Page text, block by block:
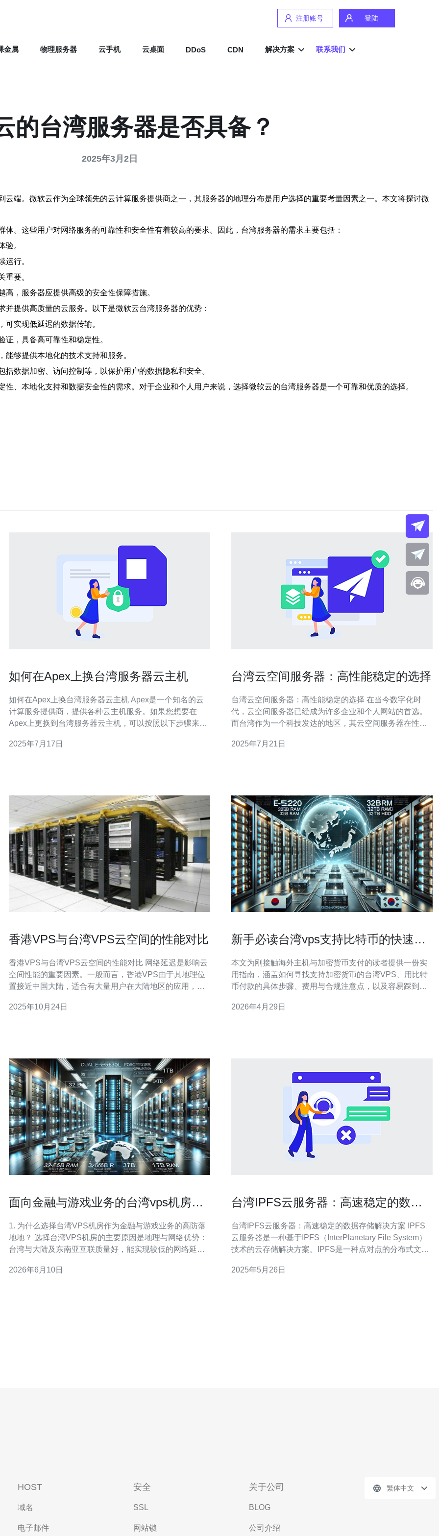
注册账号 登陆
金属 物理服务器 云手机 云桌面 DDoS CDN 解决方案 联系我们
的台湾服务器是否具备？
2025年3月2日
端。微软云作为全球领先的云计算服务提供商之一，其服务器的地理分布是用户选择的重要考量因素之一。本文将探讨微
。这些用户对网络服务的可靠性和安全性有着较高的要求。因此，台湾服务器的需求主要包括：
验。
运行。
重要。
，服务器应提供高级的安全性保障措施。
提供高质量的云服务。以下是微软云台湾服务器的优势：
实现低延迟的数据传输。
，具备高可靠性和稳定性。
够提供本地化的技术支持和服务。
数据加密、访问控制等，以保护用户的数据隐私和安全。
、本地化支持和数据安全性的需求。对于企业和个人用户来说，选择微软云的台湾服务器是一个可靠和优质的选择。
如何在Apex上换台湾服务器云主机
如何在Apex上换台湾服务器云主机 Apex是一个知名的云
计算服务提供商，提供各种云主机服务。如果您想要在
Apex上更换到台湾服务器云主机，可以按照以下步骤来操
您的账号和密码登录。 在Apex的控制面板中，选择“创建
2025年7月17日
台湾云空间服务器：高性能稳定的选择
台湾云空间服务器：高性能稳定的选择 在当今数字化时
代，云空间服务器已经成为许多企业和个人网站的首选。
而台湾作为一个科技发达的地区，其云空间服务器在性能
件设备和网络基础设施，能够提供卓越的性能表现。无论
2025年7月21日
香港VPS与台湾VPS云空间的性能对比
香港VPS与台湾VPS云空间的性能对比 网络延迟是影响云
空间性能的重要因素。一般而言，香港VPS由于其地理位
置接近中国大陆，适合有大量用户在大陆地区的应用，网
迟则会稍高一些，大约在30-50毫秒之间，尤其是对于大陆
2025年10月24日
新手必读台湾vps支持比特币的快速上
本文为刚接触海外主机与加密货币支付的读者提供一份实
用指南，涵盖如何寻找支持加密货币的台湾VPS、用比特
币付款的具体步骤、费用与合规注意点，以及容易踩到的
并避免常见失误。 哪里可以找到支持比特币付款的台湾
2026年4月29日
面向金融与游戏业务的台湾vps机房高
1. 为什么选择台湾VPS机房作为金融与游戏业务的高防落
地地？ 选择台湾VPS机房的主要原因是地理与网络优势：
台湾与大陆及东南亚互联质量好，能实现较低的网络延
部署高防设备。对于金融业务，网络稳定与合规要求高；
2026年6月10日
台湾IPFS云服务器：高速稳定的数据
台湾IPFS云服务器：高速稳定的数据存储解决方案 IPFS
云服务器是一种基于IPFS（InterPlanetary File System）
技术的云存储解决方案。IPFS是一种点对点的分布式文件
云服务器具有以下优势： 高速传输：IPFS技术可以实现快
2025年5月26日
HOST
域名
电子邮件
安全
SSL
网站锁
关于公司
BLOG
公司介绍
繁体中文